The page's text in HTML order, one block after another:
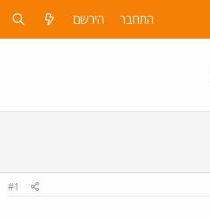
התחבר הירשם
#1